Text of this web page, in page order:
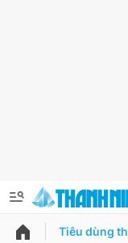
Tiêu dùng